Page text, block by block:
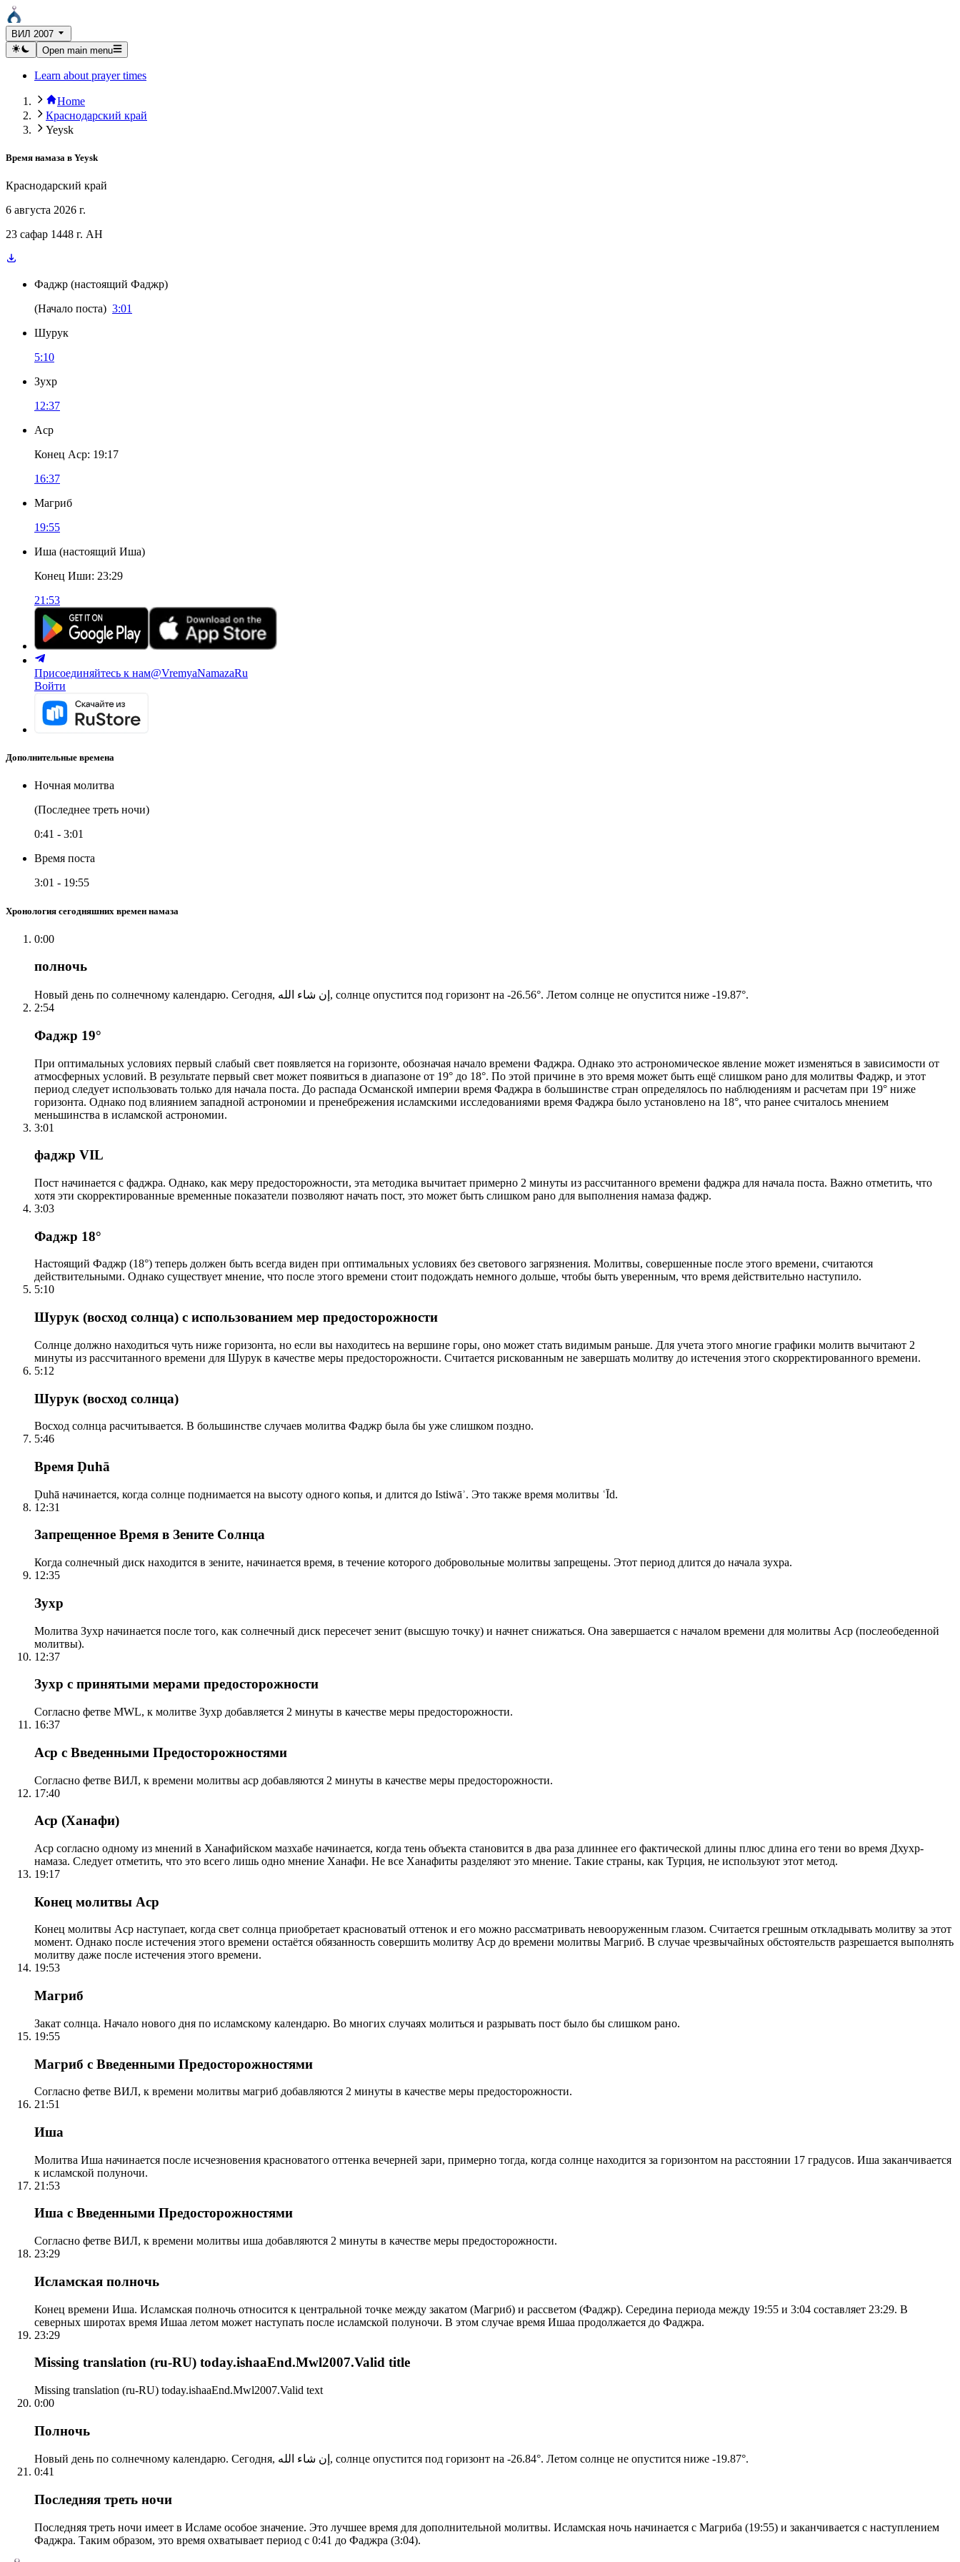
ВИЛ 2007
Open main menu
Learn about prayer times
Home
Краснодарский край
Yeysk
Время намаза в Yeysk
Краснодарский край
6 августа 2026 г.
23 сафар 1448 г. AH
Фаджр (настоящий Фаджр)
(Начало поста) 3:01
Шурук
5:10
Зухр
12:37
Аср
Конец Аср: 19:17
16:37
Магриб
19:55
Иша (настоящий Иша)
Конец Иши: 23:29
21:53
Присоединяйтесь к нам@VremyaNamazaRu
Войти
Дополнительные времена
Ночная молитва
(Последнее треть ночи)
0:41 - 3:01
Время поста
3:01 - 19:55
Хронология сегодняшних времен намаза
0:00
полночь
Новый день по солнечному календарю. Сегодня, إن شاء الله, солнце опустится под горизонт на -26.56°. Летом солнце не опустится ниже -19.87°.
2:54
Фаджр 19°
При оптимальных условиях первый слабый свет появляется на горизонте, обозначая начало времени Фаджра. Однако это астрономическое явление может изменяться в зависимости от
атмосферных условий. В результате первый свет может появиться в диапазоне от 19° до 18°. По этой причине в это время может быть ещё слишком рано для молитвы Фаджр, и этот
период следует использовать только для начала поста. До распада Османской империи время Фаджра в большинстве стран определялось по наблюдениям и расчетам при 19° ниже
горизонта. Однако под влиянием западной астрономии и пренебрежения исламскими исследованиями время Фаджра было установлено на 18°, что ранее считалось мнением
меньшинства в исламской астрономии.
3:01
фаджр VIL
Пост начинается с фаджра. Однако, как меру предосторожности, эта методика вычитает примерно 2 минуты из рассчитанного времени фаджра для начала поста. Важно отметить, что
хотя эти скорректированные временные показатели позволяют начать пост, это может быть слишком рано для выполнения намаза фаджр.
3:03
Фаджр 18°
Настоящий Фаджр (18°) теперь должен быть всегда виден при оптимальных условиях без светового загрязнения. Молитвы, совершенные после этого времени, считаются
действительными. Однако существует мнение, что после этого времени стоит подождать немного дольше, чтобы быть уверенным, что время действительно наступило.
5:10
Шурук (восход солнца) с использованием мер предосторожности
Солнце должно находиться чуть ниже горизонта, но если вы находитесь на вершине горы, оно может стать видимым раньше. Для учета этого многие графики молитв вычитают 2
минуты из рассчитанного времени для Шурук в качестве меры предосторожности. Считается рискованным не завершать молитву до истечения этого скорректированного времени.
5:12
Шурук (восход солнца)
Восход солнца расчитывается. В большинстве случаев молитва Фаджр была бы уже слишком поздно.
5:46
Время Ḍuhā
Ḍuhā начинается, когда солнце поднимается на высоту одного копья, и длится до Istiwāʾ. Это также время молитвы ʿĪd.
12:31
Запрещенное Время в Зените Солнца
Когда солнечный диск находится в зените, начинается время, в течение которого добровольные молитвы запрещены. Этот период длится до начала зухра.
12:35
Зухр
Молитва Зухр начинается после того, как солнечный диск пересечет зенит (высшую точку) и начнет снижаться. Она завершается с началом времени для молитвы Аср (послеобеденной
молитвы).
12:37
Зухр с принятыми мерами предосторожности
Согласно фетве MWL, к молитве Зухр добавляется 2 минуты в качестве меры предосторожности.
16:37
Аср с Введенными Предосторожностями
Согласно фетве ВИЛ, к времени молитвы аср добавляются 2 минуты в качестве меры предосторожности.
17:40
Аср (Ханафи)
Аср согласно одному из мнений в Ханафийском мазхабе начинается, когда тень объекта становится в два раза длиннее его фактической длины плюс длина его тени во время Дхухр-
намаза. Следует отметить, что это всего лишь одно мнение Ханафи. Не все Ханафиты разделяют это мнение. Такие страны, как Турция, не используют этот метод.
19:17
Конец молитвы Аср
Конец молитвы Аср наступает, когда свет солнца приобретает красноватый оттенок и его можно рассматривать невооруженным глазом. Считается грешным откладывать молитву за этот
момент. Однако после истечения этого времени остаётся обязанность совершить молитву Аср до времени молитвы Магриб. В случае чрезвычайных обстоятельств разрешается выполнять
молитву даже после истечения этого времени.
19:53
Магриб
Закат солнца. Начало нового дня по исламскому календарю. Во многих случаях молиться и разрывать пост было бы слишком рано.
19:55
Магриб с Введенными Предосторожностями
Согласно фетве ВИЛ, к времени молитвы магриб добавляются 2 минуты в качестве меры предосторожности.
21:51
Иша
Молитва Иша начинается после исчезновения красноватого оттенка вечерней зари, примерно тогда, когда солнце находится за горизонтом на расстоянии 17 градусов. Иша заканчивается
к исламской полуночи.
21:53
Иша с Введенными Предосторожностями
Согласно фетве ВИЛ, к времени молитвы иша добавляются 2 минуты в качестве меры предосторожности.
23:29
Исламская полночь
Конец времени Иша. Исламская полночь относится к центральной точке между закатом (Магриб) и рассветом (Фаджр). Середина периода между 19:55 и 3:04 составляет 23:29. В
северных широтах время Ишаа летом может наступать после исламской полуночи. В этом случае время Ишаа продолжается до Фаджра.
23:29
Missing translation (ru-RU) today.ishaaEnd.Mwl2007.Valid title
Missing translation (ru-RU) today.ishaaEnd.Mwl2007.Valid text
0:00
Полночь
Новый день по солнечному календарю. Сегодня, إن شاء الله, солнце опустится под горизонт на -26.84°. Летом солнце не опустится ниже -19.87°.
0:41
Последняя треть ночи
Последняя треть ночи имеет в Исламе особое значение. Это лучшее время для дополнительной молитвы. Исламская ночь начинается с Магриба (19:55) и заканчивается с наступлением
Фаджра. Таким образом, это время охватывает период с 0:41 до Фаджра (3:04).